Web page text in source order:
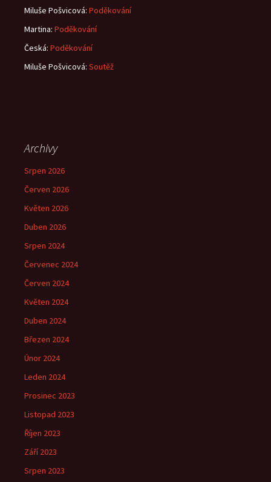
Miluše Pošvicová: Poděkování
Martina: Poděkování
Česká: Poděkování
Miluše Pošvicová: Soutěž
Archivy
Srpen 2026
Červen 2026
Květen 2026
Duben 2026
Srpen 2024
Červenec 2024
Červen 2024
Květen 2024
Duben 2024
Březen 2024
Únor 2024
Leden 2024
Prosinec 2023
Listopad 2023
Říjen 2023
Září 2023
Srpen 2023